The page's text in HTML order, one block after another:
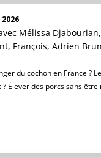
Mélissa
François, Adrien
du cochon en France ?
Élever des porcs sans